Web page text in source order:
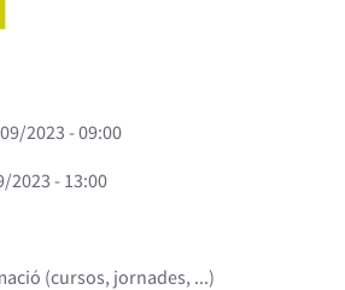
2023 - 09:00
2023 - 13:00
(cursos, jornades, ...)